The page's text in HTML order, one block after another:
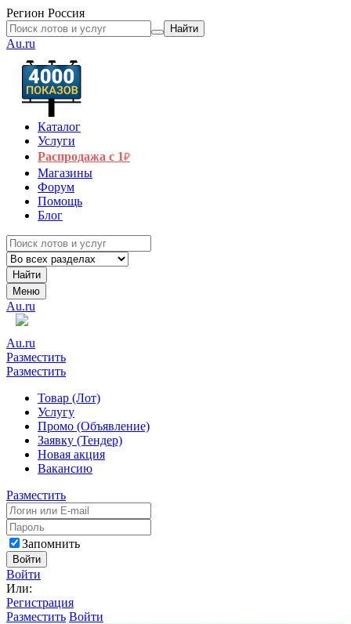
Регион Россия
Найти
Au.ru
Каталог
Услуги
Распродажа с 1₽
Магазины
Форум
Помощь
Блог
Найти
Меню
Au.ru
Au.ru
Разместить
Разместить
Товар (Лот)
Услугу
Промо (Объявление)
Заявку (Тендер)
Новая акция
Вакансию
Разместить
Запомнить
Войти
Войти
Или:
Регистрация
Разместить Войти